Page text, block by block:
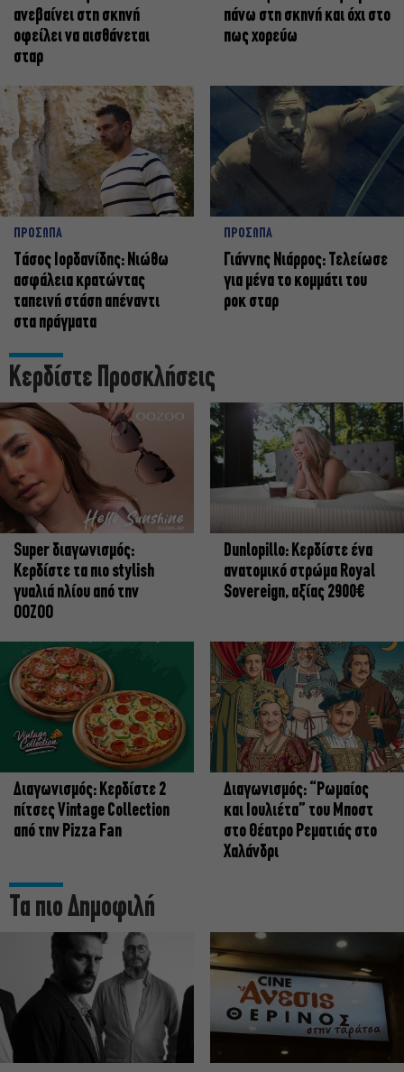
ανεβαίνει στη σκηνή
οφείλει να αισθάνεται
σταρ
πάνω στη σκηνή και όχι στο
πως χορεύω
ΠΡΟΣΩΠΑ
Tάσος Ιορδανίδης: Νιώθω
ασφάλεια κρατώντας
ταπεινή στάση απέναντι
στα πράγματα
ΠΡΟΣΩΠΑ
Γιάννης Νιάρρος: Τελείωσε
για μένα το κομμάτι του
ροκ σταρ
Κερδίστε Προσκλήσεις
Super διαγωνισμός:
Κερδίστε τα πιο stylish
γυαλιά ηλίου από την
OOZOO
Dunlopillo: Κερδίστε ένα
ανατομικό στρώμα Royal
Sovereign, αξίας 2900€
Διαγωνισμός: Κερδίστε 2
πίτσες Vintage Collection
από την Pizza Fan
Διαγωνισμός: “Ρωμαίος
και Ιουλιέτα” του Μποστ
στο Θέατρο Ρεματιάς στο
Χαλάνδρι
Τα πιο Δημοφιλή